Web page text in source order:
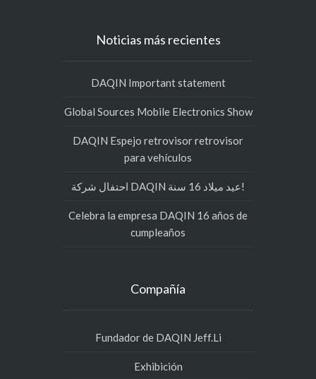
Noticias más recientes
DAQIN Important statement
Global Sources Mobile Electronics Show
DAQIN Espejo retrovisor retrovisor
para vehículos
احتفال شركة DAQIN عيد ميلاد 16 سنة!
Celebra la empresa DAQIN 16 años de
cumpleaños
Compañía
Fundador de DAQIN Jeff.Li
Exhibición